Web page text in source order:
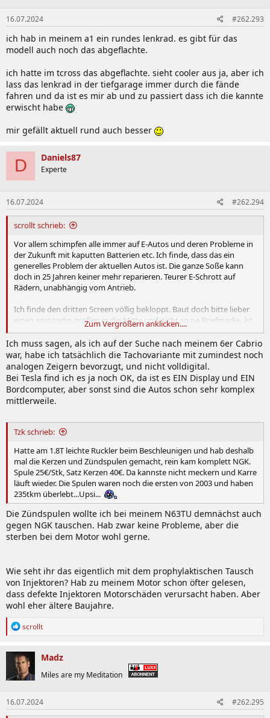
16.07.2024 #262.293
ich hab in meinem a1 ein rundes lenkrad. es gibt für das
modell auch noch das abgeflachte.
ich hatte im tcross das abgeflachte. sieht cooler aus ja, aber ich
lass das lenkrad in der tiefgarage immer durch die fände
fahren und da ist es mir ab und zu passiert dass ich die kannte
erwischt habe
mir gefällt aktuell rund auch besser
D Daniels87
Experte
16.07.2024 #262.294
scrollt schrieb:
Vor allem schimpfen alle immer auf E-Autos und deren Probleme in
der Zukunft mit kaputten Batterien etc. Ich finde, dass das ein
generelles Problem der aktuellen Autos ist. Die ganze Soße kann
doch in 25 Jahren keiner mehr reparieren. Teurer E-Schrott auf
Rädern, unabhängig vom Antrieb.
Ich finde den dritten Screen völlig bekloppt. Baut doch bitte lieber
einen anständig großen in die Mitte und nicht so ne Briefmarke. Ist
aber nur meine Meinung natürlich. Aber hat ja selbst die
Konzernmutter VW kapiert wenn man mal in den ID.7 oder so guckt.
Zum Vergrößern anklicken....
Ich muss sagen, als ich auf der Suche nach meinem 6er Cabrio
war, habe ich tatsächlich die Tachovariante mit zumindest noch
analogen Zeigern bevorzugt, und nicht volldigital.
Bei Tesla find ich es ja noch OK, da ist es EIN Display und EIN
Bordcomputer, aber sonst sind die Autos schon sehr komplex
mittlerweile.
Tzk schrieb:
Hatte am 1.8T leichte Ruckler beim Beschleunigen und hab deshalb
mal die Kerzen und Zündspulen gemacht, rein kam komplett NGK.
Spule 25€/Stk, Satz Kerzen 40€. Da kannste nicht meckern und Karre
läuft wieder. Die Spulen waren noch die ersten von 2003 und haben
235tkm überlebt...Upsi...
Die Zündspulen wollte ich bei meinem N63TU demnächst auch
gegen NGK tauschen. Hab zwar keine Probleme, aber die
sterben bei dem Motor wohl gerne.
Wie seht ihr das eigentlich mit dem prophylaktischen Tausch
von Injektoren? Hab zu meinem Motor schon öfter gelesen,
dass defekte Injektoren Motorschäden verursacht haben. Aber
wohl eher ältere Baujahre.
R
k
t
i
o
n
e
n
scrollt
Madz
Miles are my Meditation
16.07.2024 #262.295